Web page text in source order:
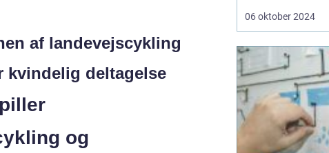
af landevejscykling
kvindelig deltagelse
og
og intet er mere
par velvalgte
ishockeyskøjter...
06 oktober 2024